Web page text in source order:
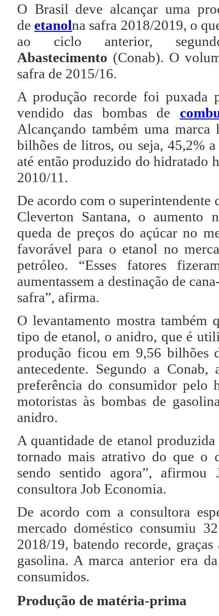
O Brasil deve alcançar uma
de etanolna safra 2018/2019, o
ao ciclo anterior,
Abastecimento (Conab). O
safra de 2015/16.
A produção recorde foi puxada
vendido das bombas de
Alcançando também uma
bilhões de litros, ou seja, 45,2%
até então produzido do hidratado
2010/11.
De acordo com o
Cleverton Santana, o aumento
queda de preços do açúcar no
favorável para o etanol no
petróleo. “Esses fatores
aumentassem a destinação de
safra”, afirma.
O levantamento mostra também
tipo de etanol, o anidro, que é
produção ficou em 9,56 bilhões
antecedente. Segundo a
preferência do consumidor pelo
motoristas às bombas de
anidro.
A quantidade de etanol
tornado mais atrativo do que o
sendo sentido agora”, afirmou
consultora Job Economia.
De acordo com a consultora
mercado doméstico consumiu
2018/19, batendo recorde,
gasolina. A marca anterior era
consumidos.
Produção de matéria-prima